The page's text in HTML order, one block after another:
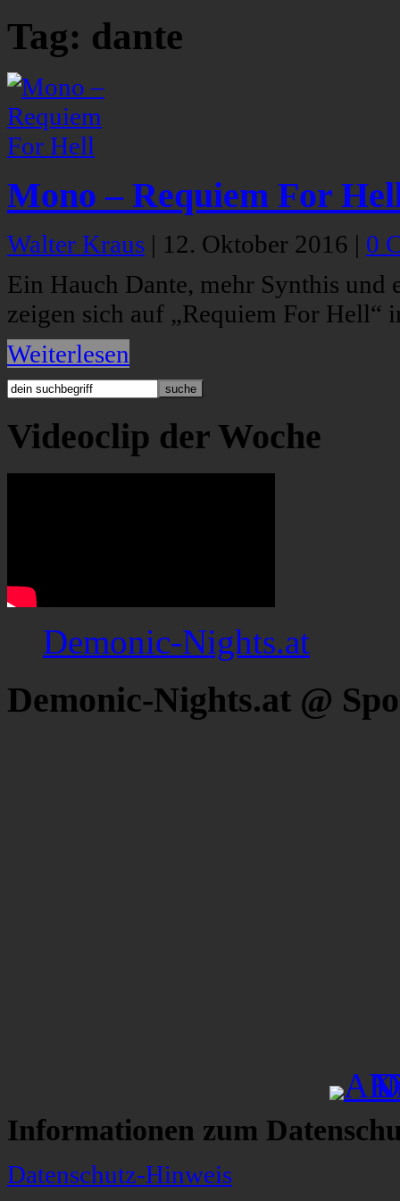
Tag: dante
Mono – Requiem For
Walter Kraus | 12. Oktober 2016 | 0
Ein Hauch Dante, mehr Synthis
zeigen sich auf „Requiem For Hell“
Weiterlesen
Videoclip der Woche
Demonic-Nights.at
Demonic-Nights.at @
Informationen zum
Datenschutz-Hinweis